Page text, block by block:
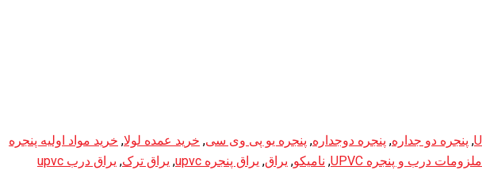
, پنجره دو جداره, پنجره دوجداره, پنجره یو پی وی سی, خرید عمده لولا, خرید مواد اولیه پنجره
ملزومات درب و پنجره UPVC , نامیکو, یراق, یراق پنجره upvc , یراق ترک, یراق درب upvc